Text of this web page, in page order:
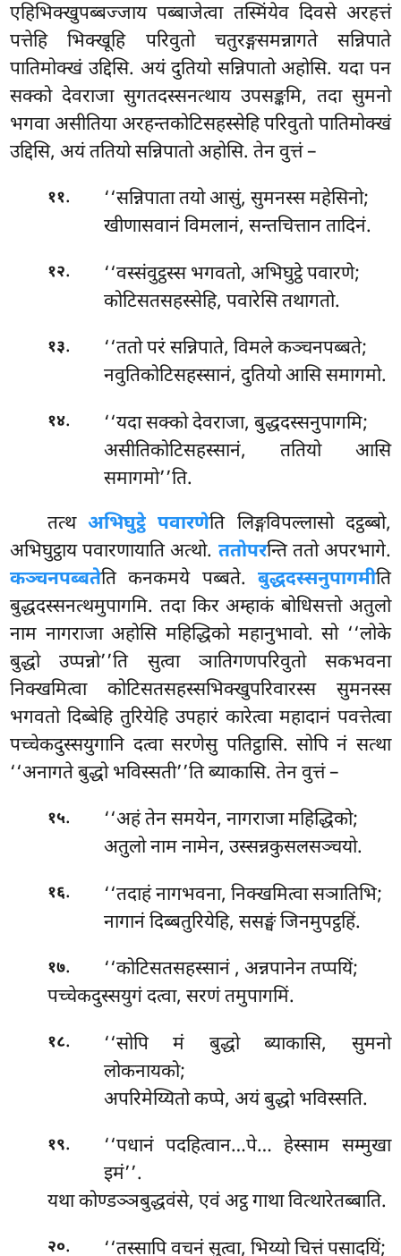
एहिभिक्खुपब्बज्जाय पब्बाजेत्वा तस्मिंयेव दिवसे अरहत्तं
पत्तेहि भिक्खूहि परिवुतो चतुरङ्गसमन्नागते सन्निपाते
पातिमोक्खं उद्दिसि. अयं दुतियो सन्निपातो अहोसि. यदा पन
सक्को देवराजा सुगतदस्सनत्थाय उपसङ्कमि, तदा सुमनो
भगवा असीतिया अरहन्तकोटिसहस्सेहि परिवुतो पातिमोक्खं
उद्दिसि, अयं ततियो सन्निपातो अहोसि. तेन वुत्तं –
११.
‘‘सन्निपाता तयो आसुं, सुमनस्स महेसिनो;
खीणासवानं विमलानं, सन्तचित्तान तादिनं.
१२.
‘‘वस्संवुट्ठस्स भगवतो, अभिघुट्ठे पवारणे;
कोटिसतसहस्सेहि, पवारेसि तथागतो.
१३.
‘‘ततो परं सन्निपाते, विमले कञ्चनपब्बते;
नवुतिकोटिसहस्सानं, दुतियो आसि समागमो.
१४. ‘‘यदासक्को देवराजा, बुद्धदस्सनुपागमि;
असीतिकोटिसहस्सानं, ततियो आसि
समागमो’’ति.
तत्थअभिघुट्ठे पवारणेति लिङ्गविपल्लासो दट्ठब्बो,
अभिघुट्ठाय पवारणायाति अत्थो. ततोपरन्ति ततो अपरभागे.
कञ्चनपब्बतेति कनकमये पब्बते. बुद्धदस्सनुपागमीति
बुद्धदस्सनत्थमुपागमि. तदा किर अम्हाकं बोधिसत्तो अतुलो
नाम नागराजा अहोसि महिद्धिको महानुभावो. सो ‘‘लोके
बुद्धो उप्पन्नो’’ति सुत्वा ञातिगणपरिवुतो सकभवना
निक्खमित्वा कोटिसतसहस्सभिक्खुपरिवारस्स सुमनस्स
भगवतो दिब्बेहि तुरियेहि उपहारं कारेत्वा महादानं पवत्तेत्वा
पच्चेकदुस्सयुगानि दत्वा सरणेसु पतिट्ठासि. सोपि नं सत्था
‘‘अनागते बुद्धो भविस्सती’’ति ब्याकासि. तेन वुत्तं –
१५.
‘‘अहं तेन समयेन, नागराजा महिद्धिको;
अतुलो नाम नामेन, उस्सन्नकुसलसञ्चयो.
१६.
‘‘तदाहं नागभवना, निक्खमित्वा सञातिभि;
नागानं दिब्बतुरियेहि, ससङ्घं जिनमुपट्ठहिं.
१७. ‘‘कोटिसतसहस्सानं , अन्नपानेन तप्पयिं;
पच्चेकदुस्सयुगं दत्वा, सरणं तमुपागमिं.
१८.
‘‘सोपि मं बुद्धो ब्याकासि, सुमनो
लोकनायको;
अपरिमेय्यितो कप्पे, अयं बुद्धो भविस्सति.
१९.
‘‘पधानं पदहित्वान…पे… हेस्साम सम्मुखा
इमं’’.
यथा कोण्डञ्ञबुद्धवंसे, एवं अट्ठ गाथा वित्थारेतब्बाति.
२०.
‘‘तस्सापि वचनं सुत्वा, भिय्यो चित्तं पसादयिं;